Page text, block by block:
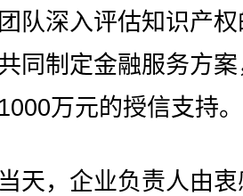
队深入评估知识产
同制定金融服务方
万元的授信支持。
，企业负责人由衷